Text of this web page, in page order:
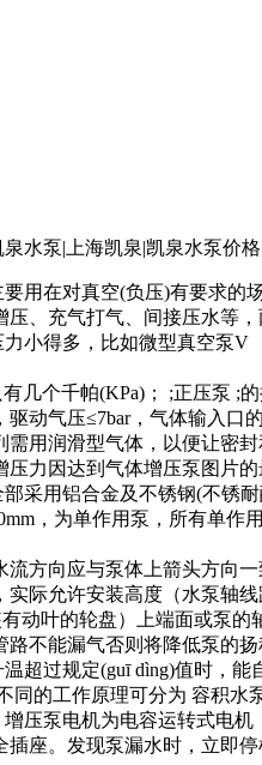
用在对真空(负压)有要求
、充气打气、间接压水等
小得多，比如微型真空泵V
个千帕(KPa)； ;正压泵 ;的
动气压≤7bar，气体输入口
用润滑型气体，以便让密
力因达到气体增压泵图片的
用铝合金及不锈钢(不锈
，为单作用泵，所有单
方向应与泵体上箭头方向
际允许安装高度（水泵轴
叶的轮盘）上端面或泵
不能漏气否则将降低泵的
超过规定(guī dìng)值时，
的工作原理可分为 容积
压泵电机为电容运转式电
座。发现泵漏水时，立即